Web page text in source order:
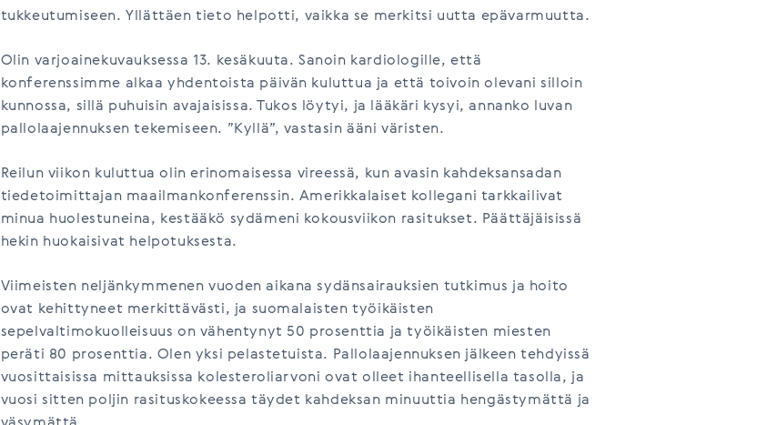
tukkeutumiseen. Yllättäen tieto helpotti, vaikka se merkitsi uutta epävarmuutta.
Olin varjoainekuvauksessa 13. kesäkuuta. Sanoin kardiologille, että
konferenssimme alkaa yhdentoista päivän kuluttua ja että toivoin olevani silloin
kunnossa, sillä puhuisin avajaisissa. Tukos löytyi, ja lääkäri kysyi, annanko luvan
pallolaajennuksen tekemiseen. ”Kyllä”, vastasin ääni väristen.
Reilun viikon kuluttua olin erinomaisessa vireessä, kun avasin kahdeksansadan
tiedetoimittajan maailmankonferenssin. Amerikkalaiset kollegani tarkkailivat
minua huolestuneina, kestääkö sydämeni kokousviikon rasitukset. Päättäjäisissä
hekin huokaisivat helpotuksesta.
Viimeisten neljänkymmenen vuoden aikana sydänsairauksien tutkimus ja hoito
ovat kehittyneet merkittävästi, ja suomalaisten työikäisten
sepelvaltimokuolleisuus on vähentynyt 50 prosenttia ja työikäisten miesten
peräti 80 prosenttia. Olen yksi pelastetuista. Pallolaajennuksen jälkeen tehdyissä
vuosittaisissa mittauksissa kolesteroliarvoni ovat olleet ihanteellisella tasolla, ja
vuosi sitten poljin rasituskokeessa täydet kahdeksan minuuttia hengästymättä ja